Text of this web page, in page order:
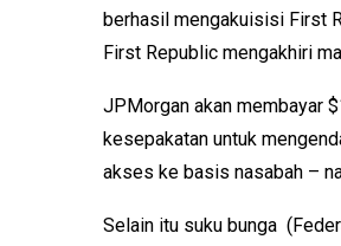
berhasil mengakuisisi First
First Republic mengakhiri
JPMorgan akan membayar
kesepakatan untuk
akses ke basis nasabah –
Selain itu suku bunga